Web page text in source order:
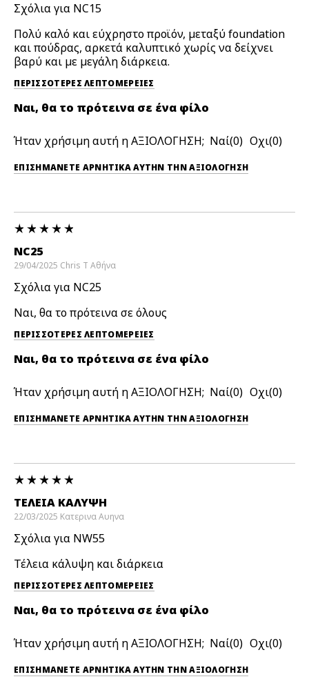
Σχόλια για NC15
Πολύ καλό και εύχρηστο προϊόν, μεταξύ foundation
και πούδρας, αρκετά καλυπτικό χωρίς να δείχνει
βαρύ και με μεγάλη διάρκεια.
ΠΕΡΙΣΣΌΤΕΡΕΣ ΛΕΠΤΟΜΈΡΕΙΕΣ
Ναι, θα το πρότεινα σε ένα φίλο
Ήταν χρήσιμη αυτή η ΑΞΙΟΛΟΓΗΣΗ; 0 0
ΕΠΙΣΗΜΆΝΕΤΕ ΑΡΝΗΤΙΚΆ ΑΥΤΉΝ ΤΗΝ ΑΞΙΟΛΟΓΗΣΗ
NC25
29/04/2025 Chris T Αθήνα
Σχόλια για NC25
Ναι, θα το πρότεινα σε όλους
ΠΕΡΙΣΣΌΤΕΡΕΣ ΛΕΠΤΟΜΈΡΕΙΕΣ
Ναι, θα το πρότεινα σε ένα φίλο
Ήταν χρήσιμη αυτή η ΑΞΙΟΛΟΓΗΣΗ; 0 0
ΕΠΙΣΗΜΆΝΕΤΕ ΑΡΝΗΤΙΚΆ ΑΥΤΉΝ ΤΗΝ ΑΞΙΟΛΟΓΗΣΗ
ΤΈΛΕΙΑ ΚΑΛΥΨΗ
22/03/2025 ΚατεριναΑυηνα
Σχόλια για NW55
Τέλεια κάλυψη και διάρκεια
ΠΕΡΙΣΣΌΤΕΡΕΣ ΛΕΠΤΟΜΈΡΕΙΕΣ
Ναι, θα το πρότεινα σε ένα φίλο
Ήταν χρήσιμη αυτή η ΑΞΙΟΛΟΓΗΣΗ; 0 0
ΕΠΙΣΗΜΆΝΕΤΕ ΑΡΝΗΤΙΚΆ ΑΥΤΉΝ ΤΗΝ ΑΞΙΟΛΟΓΗΣΗ